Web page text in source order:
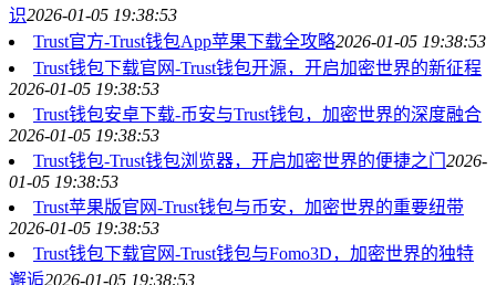
识2026-01-05 19:38:53
Trust官方-Trust钱包App苹果下载全攻略2026-01-05 19:38:53
Trust钱包下载官网-Trust钱包开源，开启加密世界的新征程
2026-01-05 19:38:53
Trust钱包安卓下载-币安与Trust钱包，加密世界的深度融合
2026-01-05 19:38:53
Trust钱包-Trust钱包浏览器，开启加密世界的便捷之门 2026-
01-05 19:38:53
Trust苹果版官网-Trust钱包与币安，加密世界的重要纽带
2026-01-05 19:38:53
Trust钱包下载官网-Trust钱包与Fomo3D，加密世界的独特
邂逅2026-01-05 19:38:53